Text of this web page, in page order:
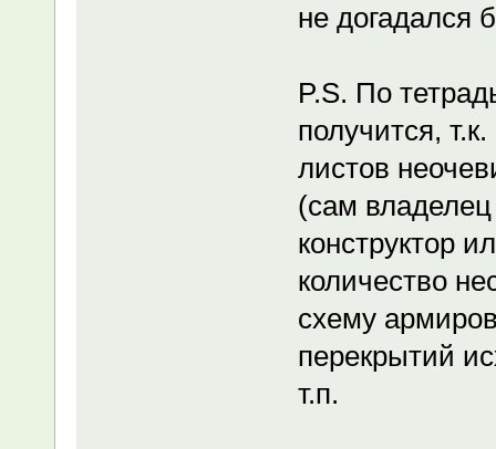
не догадался
P.S. По
получится,
листов
(сам владелец
конструктор
количество
схему
перекрытий
т.п.